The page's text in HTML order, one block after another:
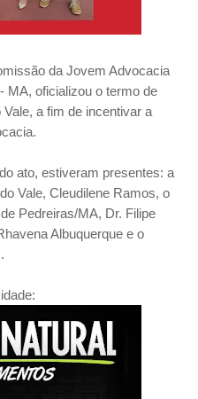
da Jovem Advocacia
MA, oficializou o termo de
a fim de incentivar a
ato, estiveram presentes: a
Vale, Cleudilene Ramos, o
Pedreiras/MA, Dr. Filipe
Albuquerque e o